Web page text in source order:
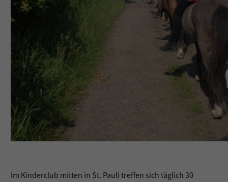
Im Kinderclub mitten in St. Pauli treffen sich täglich 30